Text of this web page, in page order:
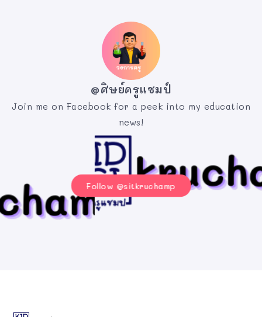
@ศิษย์ครูแชมป์
Join me on Facebook for a peek into my education
news!
Follow @sitkruchamp